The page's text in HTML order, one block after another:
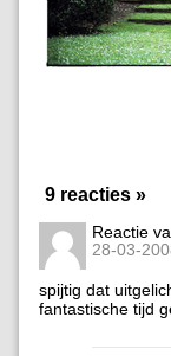
9 reacties »
Reactie
28-03-
spijtig dat
fantastische tijd